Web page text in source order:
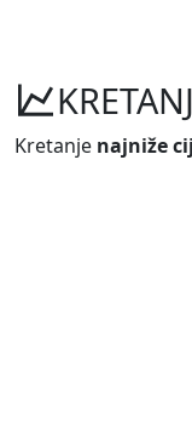
Kretanje najniže